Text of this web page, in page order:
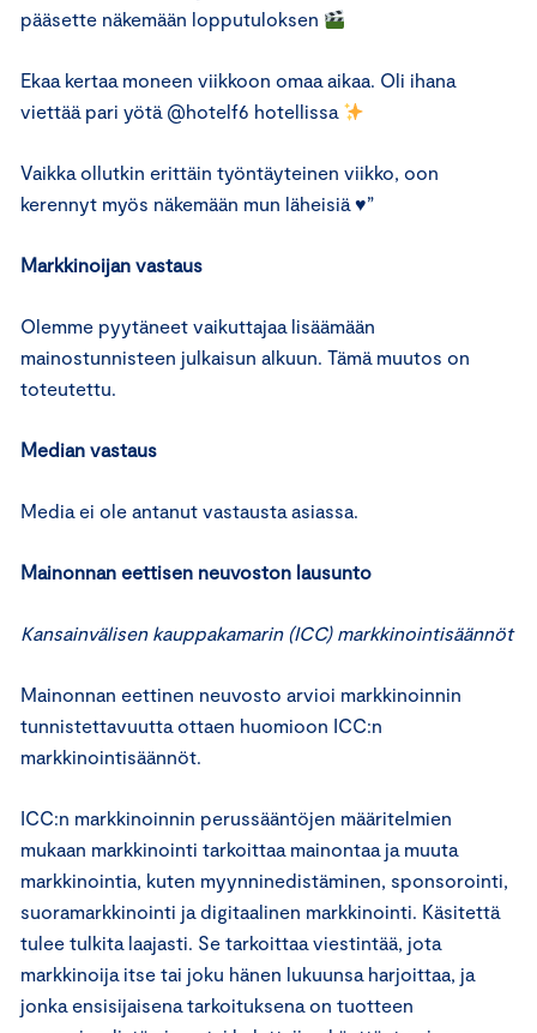
pääsette näkemään lopputuloksen
Ekaa kertaa moneen viikkoon omaa aikaa. Oli ihana
viettää pari yötä @hotelf6 hotellissa
Vaikka ollutkin erittäin työntäyteinen viikko, oon
kerennyt myös näkemään mun läheisiä ♥️”
Markkinoijan vastaus
Olemme pyytäneet vaikuttajaa lisäämään
mainostunnisteen julkaisun alkuun. Tämä muutos on
toteutettu.
Median vastaus
Media ei ole antanut vastausta asiassa.
Mainonnan eettisen neuvoston lausunto
Kansainvälisen kauppakamarin (ICC) markkinointisäännöt
Mainonnan eettinen neuvosto arvioi markkinoinnin
tunnistettavuutta ottaen huomioon ICC:n
markkinointisäännöt.
ICC:n markkinoinnin perussääntöjen määritelmien
mukaan markkinointi tarkoittaa mainontaa ja muuta
markkinointia, kuten myynninedistäminen, sponsorointi,
suoramarkkinointi ja digitaalinen markkinointi. Käsitettä
tulee tulkita laajasti. Se tarkoittaa viestintää, jota
markkinoija itse tai joku hänen lukuunsa harjoittaa, ja
jonka ensisijaisena tarkoituksena on tuotteen